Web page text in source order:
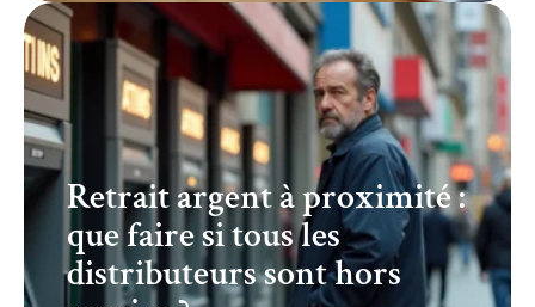
Retrait argent à proximité :
que faire si tous les
distributeurs sont hors